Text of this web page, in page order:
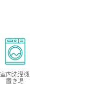
室内洗濯機
置き場